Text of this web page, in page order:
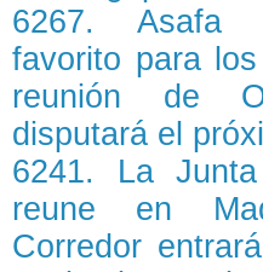
6267. Asafa
favorito para
reunión de
disputará el
6241. La
reune en
Corredor